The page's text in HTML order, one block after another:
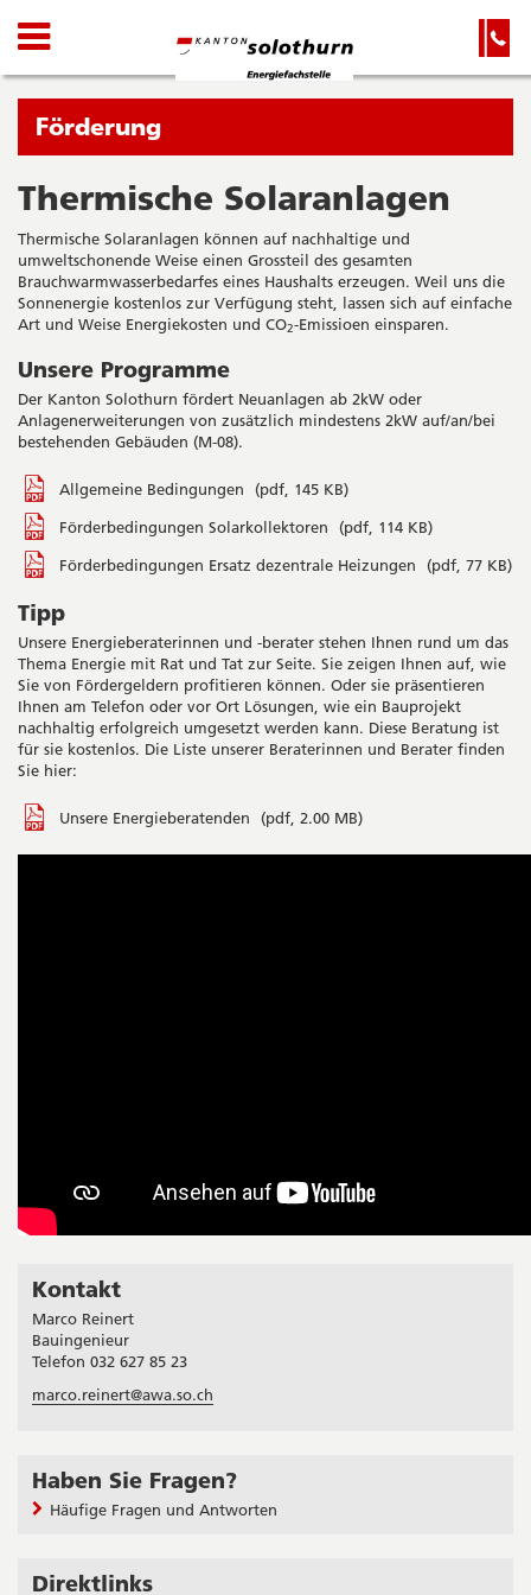
Kanton
Solothurn
Wichtige
Seiten
Startseite
Hauptnavigation
Inhalt
Sitemap
Suche
Navigation
und
Suche
Navigation
Sie
befinden
sich
gerade
in:
Förderung
Thermische Solaranlagen
Thermische Solaranlagen können auf nachhaltige und
umweltschonende Weise einen Grossteil des gesamten
Brauchwarmwasserbedarfes eines Haushalts erzeugen. Weil uns die
Sonnenergie kostenlos zur Verfügung steht, lassen sich auf einfache
Art und Weise Energiekosten und CO2-Emissioen einsparen.
Unsere Programme
Der Kanton Solothurn fördert Neuanlagen ab 2kW oder
Anlagenerweiterungen von zusätzlich mindestens 2kW auf/an/bei
bestehenden Gebäuden (M-08).
Allgemeine Bedingungen
(pdf, 145 KB)
Förderbedingungen Solarkollektoren
(pdf, 114 KB)
Förderbedingungen Ersatz dezentrale Heizungen
(pdf, 77 KB)
Tipp
Unsere Energieberaterinnen und -berater stehen Ihnen rund um das
Thema Energie mit Rat und Tat zur Seite. Sie zeigen Ihnen auf, wie
Sie von Fördergeldern profitieren können. Oder sie präsentieren
Ihnen am Telefon oder vor Ort Lösungen, wie ein Bauprojekt
nachhaltig erfolgreich umgesetzt werden kann. Diese Beratung ist
für sie kostenlos. Die Liste unserer Beraterinnen und Berater finden
Sie hier:
Unsere Energieberatenden (pdf, 2.00 MB)
Seitenleiste
Kontakt
Marco Reinert
Bauingenieur
Telefon 032 627 85 23
marco.reinert@awa.so.ch
Haben Sie Fragen?
Häufige Fragen und Antworten
Direktlinks